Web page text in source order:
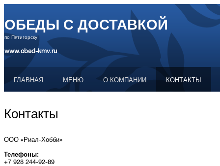
ОБЕДЫ С ДОСТАВКОЙ
по Пятигорску
www.obed-kmv.ru
ГЛАВНАЯ МЕНЮ О КОМПАНИИ КОНТАКТЫ
Контакты
ООО «Риал-Хобби»
Телефоны:
+7 928 244-92-89